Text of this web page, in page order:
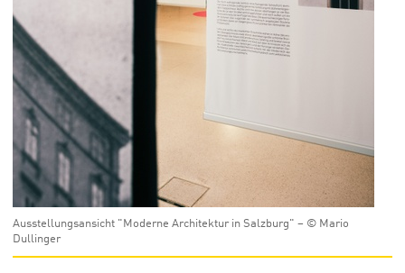
Ausstellungsansicht "Moderne Architektur in Salzburg" – © Mario
Dullinger